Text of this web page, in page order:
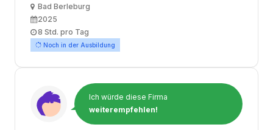
OrtBad Berleburg
Ausbildungsbeginn
2025
Arbeitszeit
8 Std. pro Tag
Noch in der Ausbildung
Ich würde diese Firma
weiterempfehlen!